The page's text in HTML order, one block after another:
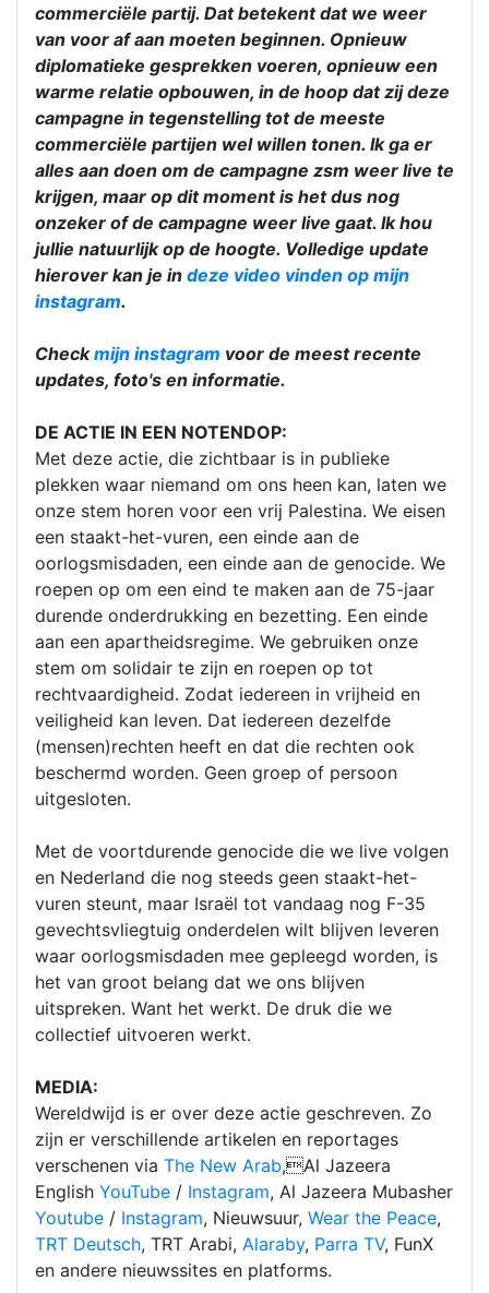
commerciële partij. Dat betekent dat we weer
van voor af aan moeten beginnen. Opnieuw
diplomatieke gesprekken voeren, opnieuw een
warme relatie opbouwen, in de hoop dat zij deze
campagne in tegenstelling tot de meeste
commerciële partijen wel willen tonen. Ik ga er
alles aan doen om de campagne zsm weer live te
krijgen, maar op dit moment is het dus nog
onzeker of de campagne weer live gaat. Ik hou
jullie natuurlijk op de hoogte. Volledige update
hierover kan je in deze video vinden op mijn
instagram.
Checkmijn instagram voor de meest recente
updates, foto's en informatie.
DE ACTIE IN EEN NOTENDOP:
Met deze actie, die zichtbaar is in publieke
plekken waar niemand om ons heen kan, laten we
onze stem horen voor een vrij Palestina. We eisen
een staakt-het-vuren, een einde aan de
oorlogsmisdaden, een einde aan de genocide. We
roepen op om een eind te maken aan de 75-jaar
durende onderdrukking en bezetting. Een einde
aan een apartheidsregime. We gebruiken onze
stem om solidair te zijn en roepen op tot
rechtvaardigheid. Zodat iedereen in vrijheid en
veiligheid kan leven. Dat iedereen dezelfde
(mensen)rechten heeft en dat die rechten ook
beschermd worden. Geen groep of persoon
uitgesloten.
Met de voortdurende genocide die we live volgen
en Nederland die nog steeds geen staakt-het-
vuren steunt, maar Israël tot vandaag nog F-35
gevechtsvliegtuig onderdelen wilt blijven leveren
waar oorlogsmisdaden mee gepleegd worden, is
het van groot belang dat we ons blijven
uitspreken. Want het werkt. De druk die we
collectief uitvoeren werkt.
MEDIA:
Wereldwijd is er over deze actie geschreven. Zo
zijn er verschillende artikelen en reportages
verschenen via The New Arab,Al Jazeera
English YouTube / Instagram, Al Jazeera Mubasher
Youtube / Instagram, Nieuwsuur, Wear the Peace,
TRT Deutsch, TRT Arabi, Alaraby, Parra TV, FunX
en andere nieuwssites en platforms.